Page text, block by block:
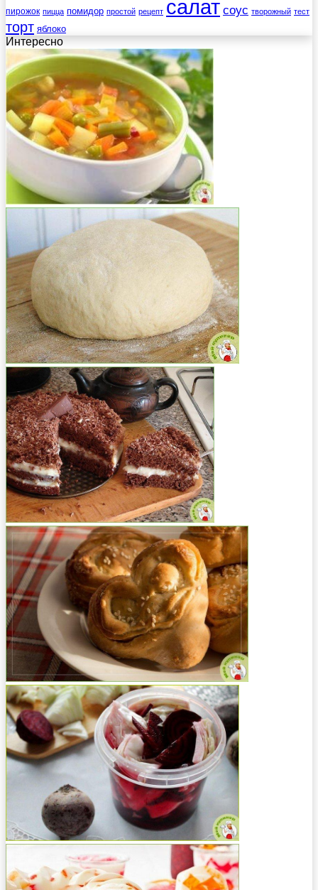
пирожок пицца помидор простой рецепт салат соус творожный тест
торт яблоко
Интересно